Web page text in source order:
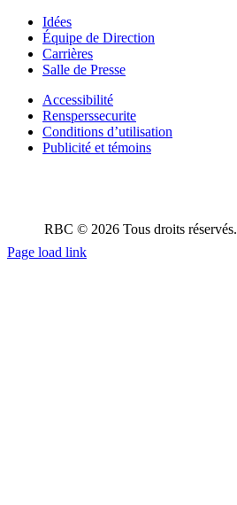
Idées
Équipe de Direction
Carrières
Salle de Presse
Accessibilité
Rensperssecurite
Conditions d’utilisation
Publicité et témoins
RBC © 2026 Tous droits réservés.
Page load link